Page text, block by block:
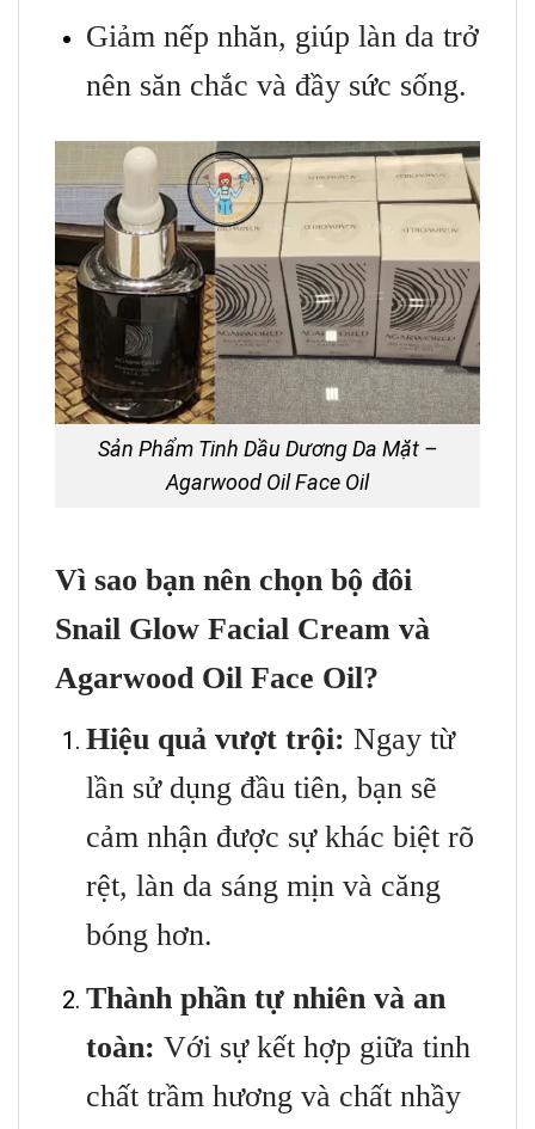
Giảm nếp nhăn, giúp làn da trở
nên săn chắc và đầy sức sống.
Sản Phẩm Tinh Dầu Dương Da Mặt –
Agarwood Oil Face Oil
Vì sao bạn nên chọn bộ đôi
Snail Glow Facial Cream và
Agarwood Oil Face Oil?
Hiệu quả vượt trội: Ngay từ
lần sử dụng đầu tiên, bạn sẽ
cảm nhận được sự khác biệt rõ
rệt, làn da sáng mịn và căng
bóng hơn.
Thành phần tự nhiên và an
toàn: Với sự kết hợp giữa tinh
chất trầm hương và chất nhầy